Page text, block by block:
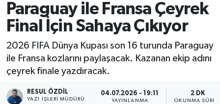
Paraguay ile Fransa Çeyrek
Final İçin Sahaya Çıkıyor
2026 FIFA Dünya Kupası son 16 turunda Paraguay
ile Fransa kozlarını paylaşacak. Kazanan ekip adını
çeyrek finale yazdıracak.
RESUL ÖZDIL
YAZI İŞLERI MÜDÜRÜ
04.07.2026 - 19:11
YAYINLANMA
2 DK
OKUNMA
SPOR
RESMİ İLANLAR
Son Dakika Haberleri
Haber Arşivi